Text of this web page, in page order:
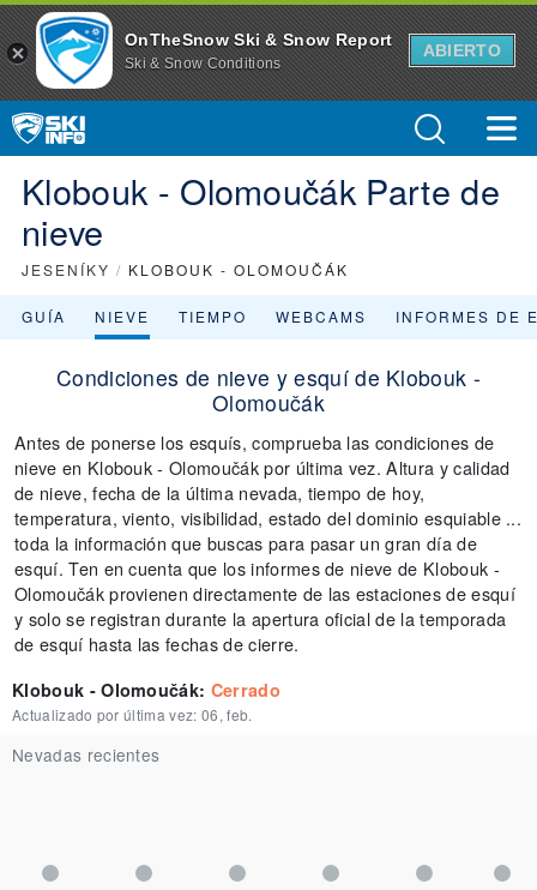
OnTheSnow Ski & Snow Report
Ski & Snow Conditions
ABIERTO
Klobouk - Olomoučák Parte de
nieve
JESENÍKY / KLOBOUK - OLOMOUČÁK
GUÍA NIEVE TIEMPO WEBCAMS INFORMES DE
Condiciones de nieve y esquí de Klobouk -
Olomoučák
Antes de ponerse los esquís, comprueba las condiciones de
nieve en Klobouk - Olomoučák por última vez. Altura y calidad
de nieve, fecha de la última nevada, tiempo de hoy,
temperatura, viento, visibilidad, estado del dominio esquiable ...
toda la información que buscas para pasar un gran día de
esquí. Ten en cuenta que los informes de nieve de Klobouk -
Olomoučák provienen directamente de las estaciones de esquí
y solo se registran durante la apertura oficial de la temporada
de esquí hasta las fechas de cierre.
Klobouk - Olomoučák: Cerrado
Actualizado por última vez: 06, feb.
Nevadas recientes